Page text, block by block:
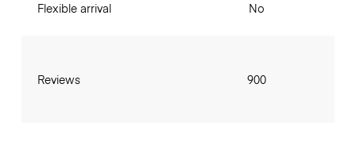
Flexible arrival
Reviews
No
900